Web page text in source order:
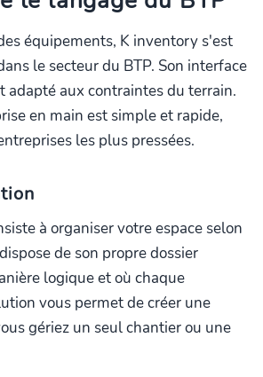
équipements, K inventory s'est
le secteur du BTP. Son interface
aux contraintes du terrain.
en main est simple et rapide,
les plus pressées.
à organiser votre espace selon
de son propre dossier
logique et où chaque
vous permet de créer une
gériez un seul chantier ou une